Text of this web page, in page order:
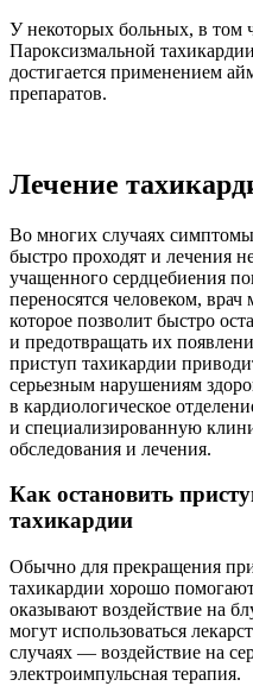
У некоторых больных, в том
Пароксизмальной
достигается применением
препаратов.
Лечение
Во многих случаях
быстро проходят и лечения
учащенного сердцебиения
переносятся человеком,
которое позволит быстро
и предотвращать их
приступ тахикардии
серьезным нарушениям
в кардиологическое
и специализированную
обследования и лечения.
Как остановить
тахикардии
Обычно для прекращения
тахикардии хорошо
оказывают воздействие на
могут использоваться
случаях — воздействие на
электроимпульсная терапия.